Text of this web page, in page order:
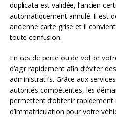
duplicata est validée, l’ancien
automatiquement annulé. Il est
ancienne carte grise et il
toute confusion.
En cas de perte ou de vol de
d’agir rapidement afin d’éviter
administratifs. Grâce aux
autorités compétentes, les
permettent d’obtenir
d’immatriculation pour votre